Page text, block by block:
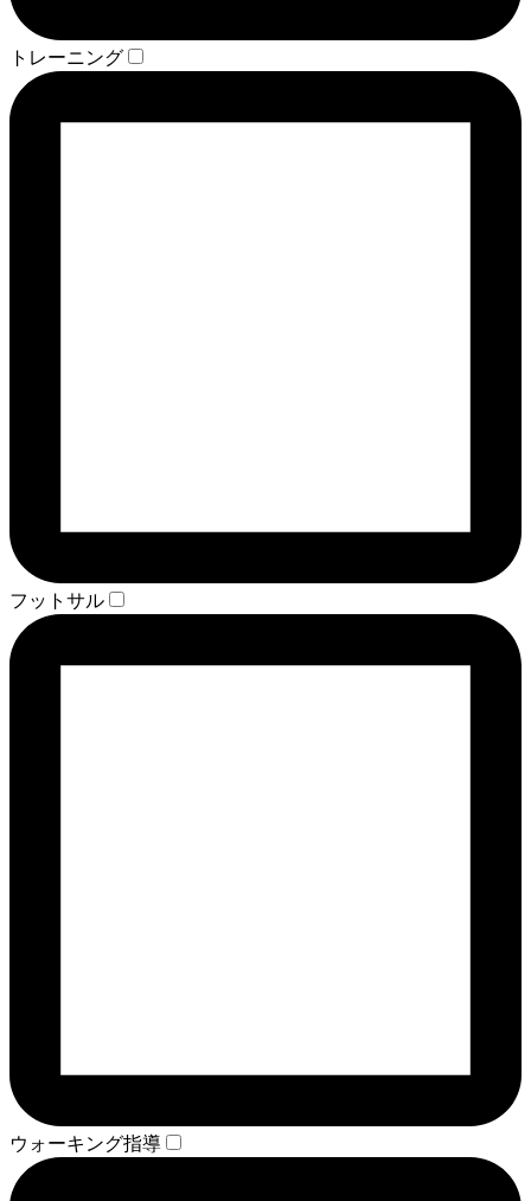
トレーニング
フットサル
ウォーキング指導